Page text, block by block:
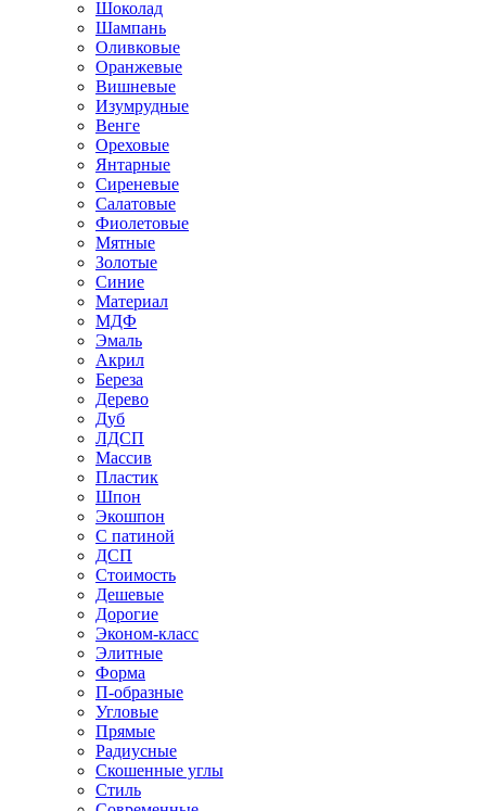
Шоколад
Шампань
Оливковые
Оранжевые
Вишневые
Изумрудные
Венге
Ореховые
Янтарные
Сиреневые
Салатовые
Фиолетовые
Мятные
Золотые
Синие
Материал
МДФ
Эмаль
Акрил
Береза
Дерево
Дуб
ЛДСП
Массив
Пластик
Шпон
Экошпон
С патиной
ДСП
Стоимость
Дешевые
Дорогие
Эконом-класс
Элитные
Форма
П-образные
Угловые
Прямые
Радиусные
Скошенные углы
Стиль